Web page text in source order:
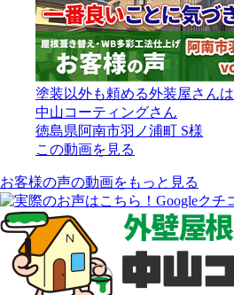
塗装以外も頼める外装屋さんは
中山コーティングさん
徳島県阿南市羽ノ浦町 S様
この動画を見る
お客様の声の動画をもっと見る